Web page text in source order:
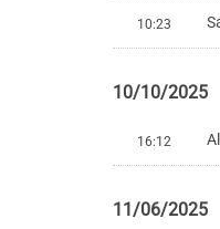
10:23
10/10/2025
16:12
11/06/2025